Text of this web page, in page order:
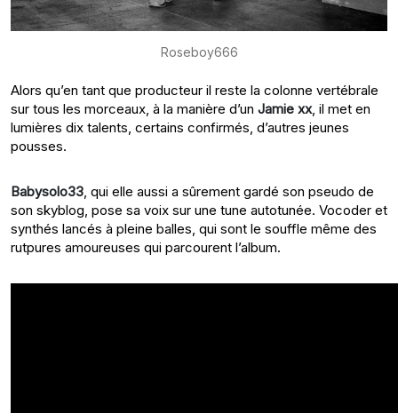
Roseboy666
Alors qu’en tant que producteur il reste la colonne vertébrale
sur tous les morceaux, à la manière d’un Jamie xx, il met en
lumières dix talents, certains confirmés, d’autres jeunes
pousses.
Babysolo33, qui elle aussi a sûrement gardé son pseudo de
son skyblog, pose sa voix sur une tune autotunée. Vocoder et
synthés lancés à pleine balles, qui sont le souffle même des
rutpures amoureuses qui parcourent l’album.